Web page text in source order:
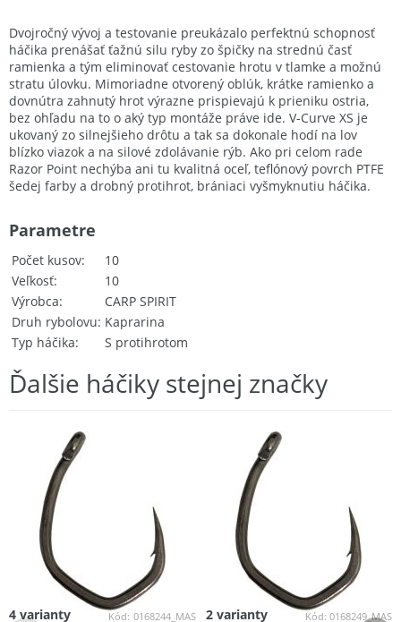
Dvojročný vývoj a testovanie preukázalo perfektnú schopnosť
háčika prenášať ťažnú silu ryby zo špičky na strednú časť
ramienka a tým eliminovať cestovanie hrotu v tlamke a možnú
stratu úlovku. Mimoriadne otvorený oblúk, krátke ramienko a
dovnútra zahnutý hrot výrazne prispievajú k prieniku ostria,
bez ohľadu na to o aký typ montáže práve ide. V-Curve XS je
ukovaný zo silnejšieho drôtu a tak sa dokonale hodí na lov
blízko viazok a na silové zdolávanie rýb. Ako pri celom rade
Razor Point nechýba ani tu kvalitná oceľ, teflónový povrch PTFE
šedej farby a drobný protihrot, brániaci vyšmyknutiu háčika.
Počet kusov
10
Veľkosť
10
Výrobca
CARP SPIRIT
Druh rybolovu Kaprarina
Typ háčika
S protihrotom
Parametre
Ďalšie háčiky stejnej značky
Kód: 0168244_MAS
4 varianty Kód: 0168249_MAS
2 varianty